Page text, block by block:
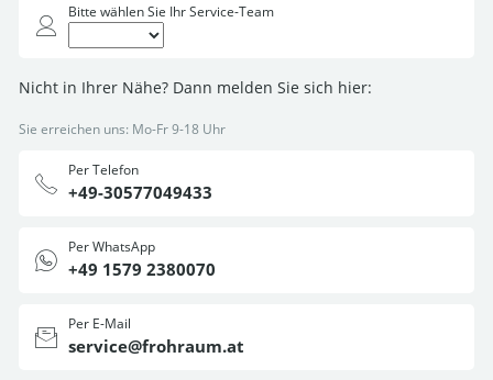
Bitte wählen Sie Ihr Service-Team
Nicht in Ihrer Nähe? Dann melden Sie sich hier:
Sie erreichen uns: Mo-Fr 9-18 Uhr
Per Telefon
+49-30577049433
Per WhatsApp
+49 1579 2380070
Per E-Mail
service@frohraum.at